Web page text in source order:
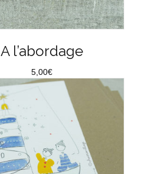
A l’abordage
5,00€